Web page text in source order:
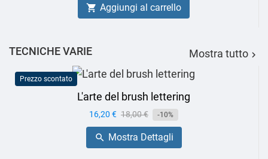
 Aggiungi al carrello
TECNICHE VARIE Mostra tutto 
Prezzo scontato
L'arte del brush lettering
Prezzo
16,20 € Prezzo
base
18,00 € -10%
 Mostra Dettagli